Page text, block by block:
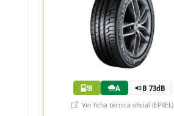
B A B 73dB
Ver ficha técnica oficial (EPREL)